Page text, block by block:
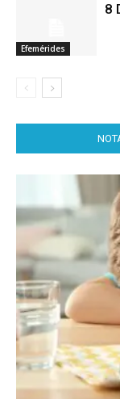
Efemérides
8